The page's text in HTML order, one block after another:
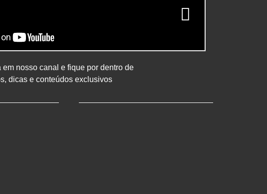
em nosso canal e fique por dentro de
dicas e conteúdos exclusivos